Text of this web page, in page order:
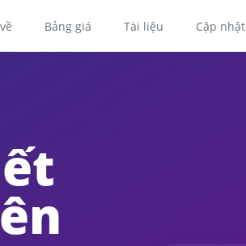
Bảng giá Tài liệu Cập nhật